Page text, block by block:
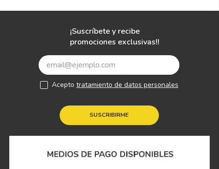
¡Suscríbete y recibe
promociones exclusivas!!
SUSCRIBIRME
Acepto tratamiento de datos personales